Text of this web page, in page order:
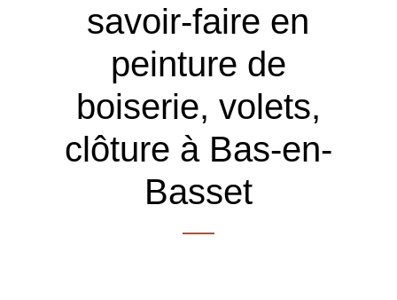
savoir-faire en
peinture de
boiserie, volets,
clôture à Bas-en-
Basset